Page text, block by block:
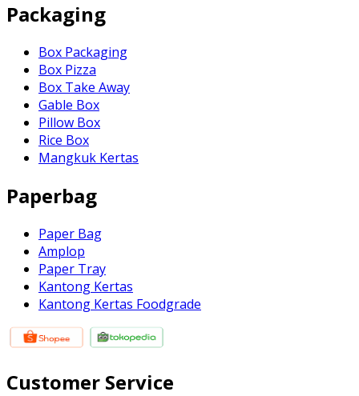
Packaging
Box Packaging
Box Pizza
Box Take Away
Gable Box
Pillow Box
Rice Box
Mangkuk Kertas
Paperbag
Paper Bag
Amplop
Paper Tray
Kantong Kertas
Kantong Kertas Foodgrade
Customer Service